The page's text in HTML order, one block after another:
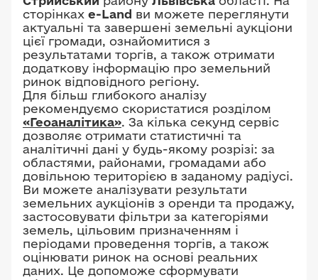
сторінках e-Land ви можете переглянути
актуальні та завершені земельні аукціони
цієї громади, ознайомитися з
результатами торгів, а також отримати
додаткову інформацію про земельний
ринок відповідного регіону.
Для більш глибокого аналізу
рекомендуємо скористатися розділом
«Геоаналітика». За кілька секунд сервіс
дозволяє отримати статистичні та
аналітичні дані у будь-якому розрізі: за
областями, районами, громадами або
довільною територією в заданому радіусі.
Ви можете аналізувати результати
земельних аукціонів з оренди та продажу,
застосовувати фільтри за категоріями
земель, цільовим призначенням і
періодами проведення торгів, а також
оцінювати ринок на основі реальних
даних. Це допоможе сформувати